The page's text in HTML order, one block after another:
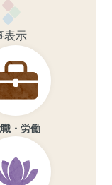
表示
・労働